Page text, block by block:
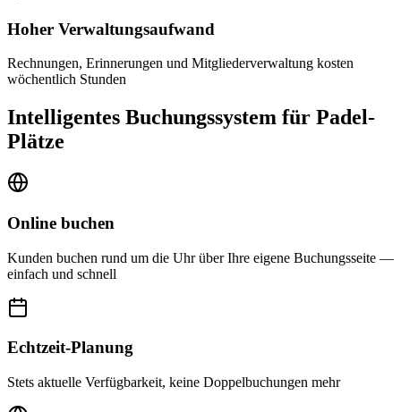
Hoher Verwaltungsaufwand
Rechnungen, Erinnerungen und Mitgliederverwaltung kosten
wöchentlich Stunden
Intelligentes Buchungssystem für Padel-
Plätze
Online buchen
Kunden buchen rund um die Uhr über Ihre eigene Buchungsseite —
einfach und schnell
Echtzeit-Planung
Stets aktuelle Verfügbarkeit, keine Doppelbuchungen mehr